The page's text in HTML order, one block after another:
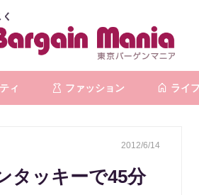
ィ ファッション ライフ
2012/6/14
タッキーで45分